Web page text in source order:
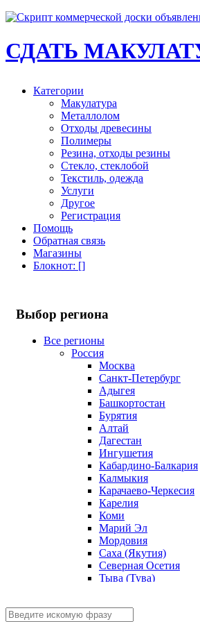
СДАТЬ
Категории
Макулатура
Металлолом
Отходы древесины
Полимеры
Резина, отходы резины
Стекло, стеклобой
Текстиль, одежда
Услуги
Другое
Регистрация
Помощь
Обратная связь
Магазины
Блокнот: []
Выбор региона
Все регионы
Россия
Москва
Санкт-Петербург
Адыгея
Башкортостан
Бурятия
Алтай
Дагестан
Ингушетия
Кабардино-Балкария
Калмыкия
Карачаево-Черкесия
Карелия
Коми
Марий Эл
Мордовия
Саха (Якутия)
Северная Осетия
Тыва (Тува)
Удмуртская
Чеченская Республика